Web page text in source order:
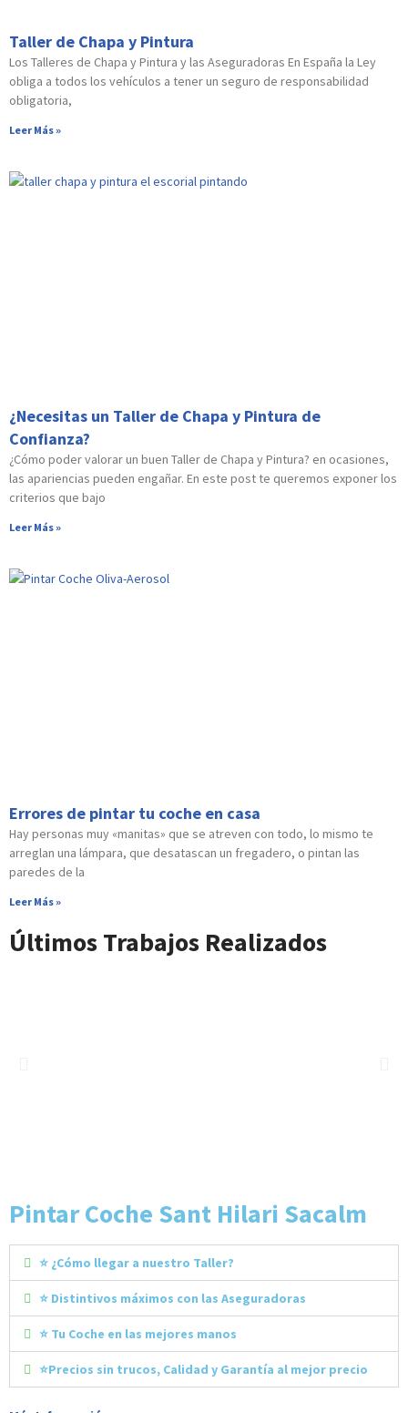
Taller de Chapa y Pintura
Los Talleres de Chapa y Pintura y las Aseguradoras En España la Ley
obliga a todos los vehículos a tener un seguro de responsabilidad
obligatoria,
Leer Más »
¿Necesitas un Taller de Chapa y Pintura de
Confianza?
¿Cómo poder valorar un buen Taller de Chapa y Pintura? en ocasiones,
las apariencias pueden engañar. En este post te queremos exponer los
criterios que bajo
Leer Más »
Errores de pintar tu coche en casa
Hay personas muy «manitas» que se atreven con todo, lo mismo te
arreglan una lámpara, que desatascan un fregadero, o pintan las
paredes de la
Leer Más »
Últimos Trabajos Realizados
Pintar Coche Sant Hilari Sacalm
⭐ ¿Cómo llegar a nuestro Taller?
⭐ Distintivos máximos con las Aseguradoras
⭐ Tu Coche en las mejores manos
⭐Precios sin trucos, Calidad y Garantía al mejor precio